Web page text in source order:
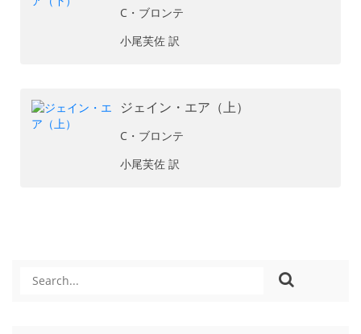
C・ブロンテ
小尾芙佐 訳
ジェイン・エア（上）
C・ブロンテ
小尾芙佐 訳